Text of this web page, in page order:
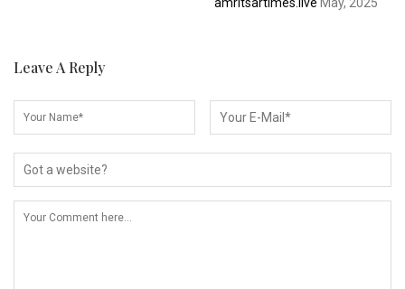
amritsartimes.live May, 2025
Leave A Reply